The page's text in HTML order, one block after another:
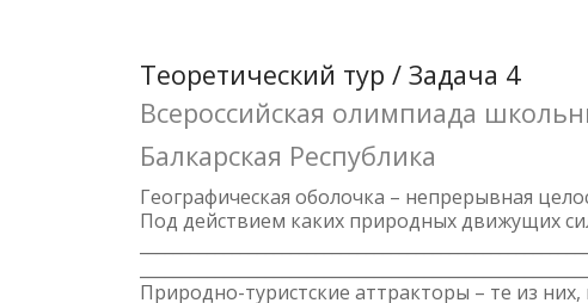
Теоретический тур / Задача 4
Всероссийская олимпиада
Балкарская Республика
Географическая оболочка – непрерывная
Под действием каких природных движущих
Природно-туристские аттракторы – те из